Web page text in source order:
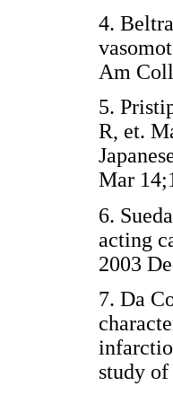
4.
Am
5.
R, et.
Mar
6.
acting
2003
7. Da
study